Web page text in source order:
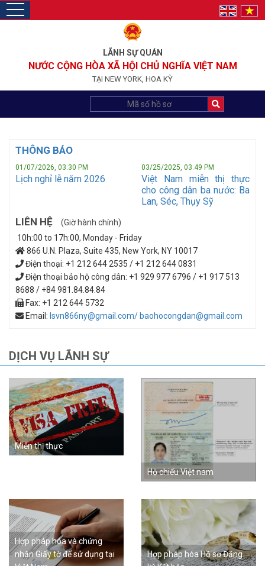
LÃNH SỰ QUÁN
NƯỚC CỘNG HÒA XÃ HỘI CHỦ NGHĨA VIỆT NAM
TẠI NEW YORK, HOA KỲ
toggle
navigation
THÔNG BÁO
01/07/2026, 03:30 PM
Lịch nghỉ lễ năm 2026
03/25/2025, 03:49 PM
Việt Nam miễn thị thực
cho công dân ba nước: Ba
Lan, Séc, Thụy Sỹ
LIÊN HỆ
(Giờ hành chính)
10h:00 to 17h:00, Monday - Friday
866 U.N. Plaza, Suite 435, New York, NY 10017
Điện thoại: +1 212 644 2535 / +1 212 644 0831
Điện thoại bảo hộ công dân: +1 929 977 6796 / +1 917 513
8688 / +84 981.84.84.84
Fax: +1 212 644 5732
Email: lsvn866ny@gmail.com/ baohocongdan@gmail.com
DỊCH VỤ LÃNH SỰ
Miễn thị thực
Hộ chiếu Việt nam
Hợp pháp hóa và chứng
nhận Giấy tờ để sử dụng tại
Hợp pháp hóa Hồ sơ Đăng